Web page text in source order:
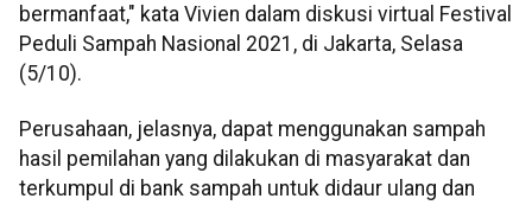
bermanfaat," kata Vivien dalam diskusi virtual Festival
Peduli Sampah Nasional 2021, di Jakarta, Selasa
(5/10).
Perusahaan, jelasnya, dapat menggunakan sampah
hasil pemilahan yang dilakukan di masyarakat dan
terkumpul di bank sampah untuk didaur ulang dan